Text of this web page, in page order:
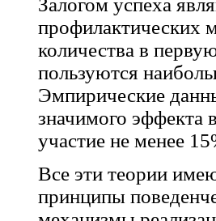
профилактических
количества в
пользуются
Эмпирические
значимого эффекта
участие не менее
Все эти теории
принципы